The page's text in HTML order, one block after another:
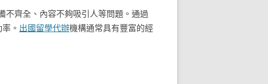
不齊全、內容不夠吸引人等問題。通過
。 出國留學代辦機構通常具有豐富的經